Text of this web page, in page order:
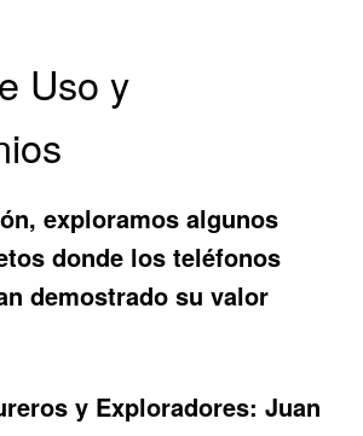
Uso y
exploramos algunos
donde los teléfonos
demostrado su valor
y Exploradores: Juan